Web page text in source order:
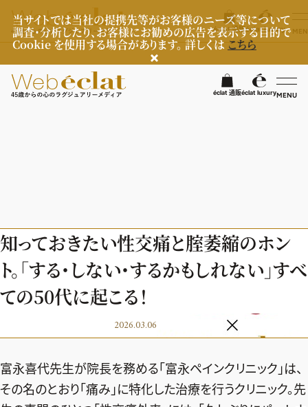
当サイトでは当社の提携先等がお客様のニーズ等について
調査・分析したり、お客様にお勧めの広告を表示する目的で
Cookie を使用する場合があります。 詳しくはこちら
éclat 通販éclat luxuryMENU検
8月の毎日コーデ
50代なに着てる？
ファッション特集
ヘアスタイル・ヘアケア
エイジングケア
メイク
50代ベストコスメ
ヘルスケア
ヘルスケアTOPICS
更年期
ストレッチ・エクササイズ
50代健康のお悩み
ライフスタイル
車・家電
ゴルフ
住まい
旅行＆グルメ
エクラ 華組
エクラ 華組メンバー一覧
エクラ 華組ランキング
チームJマダム
チームJマダムメンバー一覧
チームJマダムランキング
編集長コラム
éclat 通販éclat luxury
知っておきたい性交痛と腟萎縮のホン
ト。「する・しない・するかもしれない」すべ
ての50代に起こる！
2026.03.06
富永喜代先生が院長を務める「富永ペインクリニック」は、
その名のとおり「痛み」に特化した治療を行うクリニック。先